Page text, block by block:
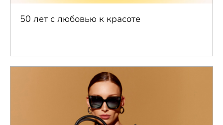
50 лет с любовью к красоте